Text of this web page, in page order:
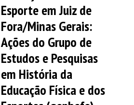
Esporte em Juiz de
Fora/Minas Gerais:
Ações do Grupo de
Estudos e Pesquisas
em História da
Educação Física e dos